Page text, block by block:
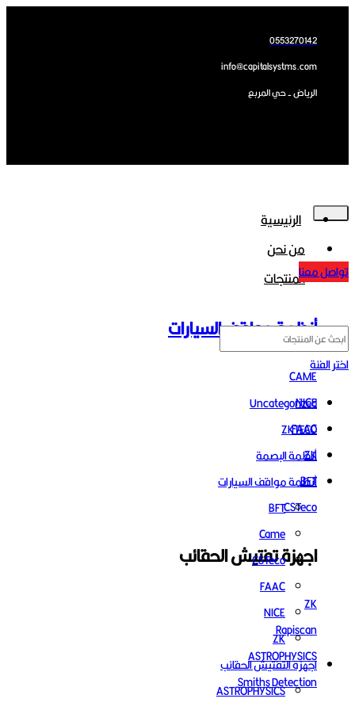
content
0553270142
info@capitalsystms.com
الرياض - حي المربع
الرئيسية
من نحن
المنتجات
أنظمة مواقف السيارات
CAME
NICE
FAAC
ZK
BFT
CSTeco
اجهزة تفتيش الحقائب
ZK
Rapiscan
ASTROPHYSICS
Smiths Detection
تواصل معنا
اختر الفئة
Uncategorized
ZKTECO
أنظمة البصمة
أنظمة مواقف السيارات
BFT
Came
CSTeco
FAAC
NICE
ZK
اجهزة التفتيش الحقائب
ASTROPHYSICS